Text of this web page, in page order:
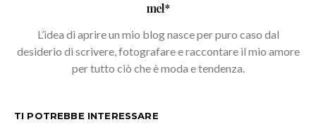
mel*
L’idea di aprire un mio blog nasce per puro caso dal
desiderio di scrivere, fotografare e raccontare il mio amore
per tutto ciò che è moda e tendenza.
TI POTREBBE INTERESSARE